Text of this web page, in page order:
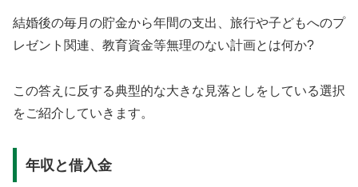
結婚後の毎月の貯金から年間の支出、旅行や子どもへのプ
レゼント関連、教育資金等無理のない計画とは何か?
この答えに反する典型的な大きな見落としをしている選択
をご紹介していきます。
年収と借入金